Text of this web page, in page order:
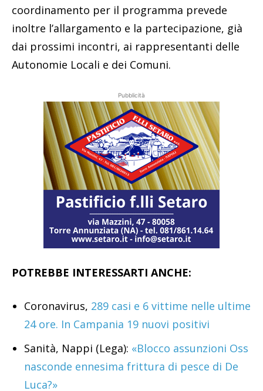
coordinamento per il programma prevede
inoltre l’allargamento e la partecipazione, già
dai prossimi incontri, ai rappresentanti delle
Autonomie Locali e dei Comuni.
Pubblicità
POTREBBE INTERESSARTI ANCHE:
Coronavirus, 289 casi e 6 vittime nelle ultime
24 ore. In Campania 19 nuovi positivi
Sanità, Nappi (Lega): «Blocco assunzioni Oss
nasconde ennesima frittura di pesce di De
Luca?»